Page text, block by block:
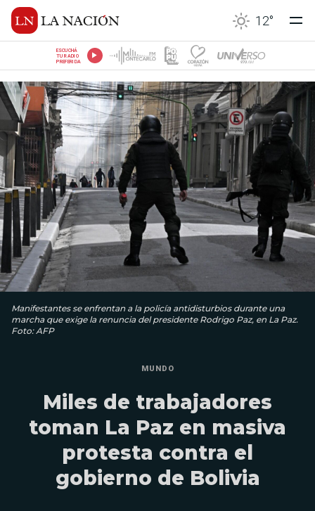
12°
ESCUCHÁ
TU RADIO
PREFERIDA
Manifestantes se enfrentan a la policía antidisturbios durante una
marcha que exige la renuncia del presidente Rodrigo Paz, en La Paz.
Foto: AFP
MUNDO
Miles de trabajadores
toman La Paz en masiva
protesta contra el
gobierno de Bolivia